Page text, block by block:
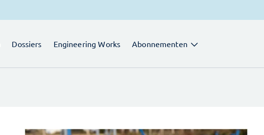
Dossiers Engineering Works Abonnementen